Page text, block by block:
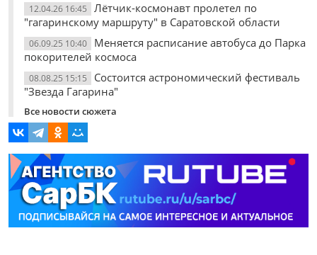
12.04.26 16:45
Лётчик-космонавт пролетел по
"гагаринскому маршруту" в Саратовской области
06.09.25 10:40
Меняется расписание автобуса до Парка
покорителей космоса
08.08.25 15:15
Состоится астрономический фестиваль
"Звезда Гагарина"
Все новости сюжета